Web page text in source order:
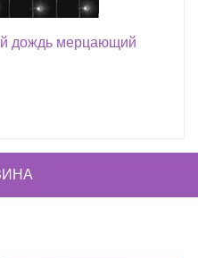
дождь мерцающий